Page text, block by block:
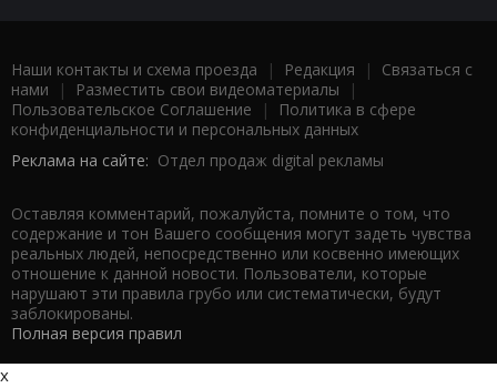
Наши контакты и схема проезда | Редакция | Связаться с
нами | Разместить свои видеоматериалы |
Пользовательское Соглашение |
Политика в сфере
конфиденциальности и персональных данных
Реклама на сайте: Отдел продаж digital рекламы
Оставляя комментарий, пожалуйста, помните о том, что
содержание и тон Вашего сообщения могут задеть чувства
реальных людей, непосредственно или косвенно имеющих
отношение к данной новости. Пользователи, которые
нарушают эти правила грубо или систематически, будут
заблокированы.
Полная версия правил
x